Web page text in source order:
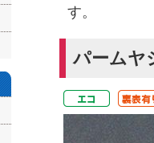
す。
パームヤ